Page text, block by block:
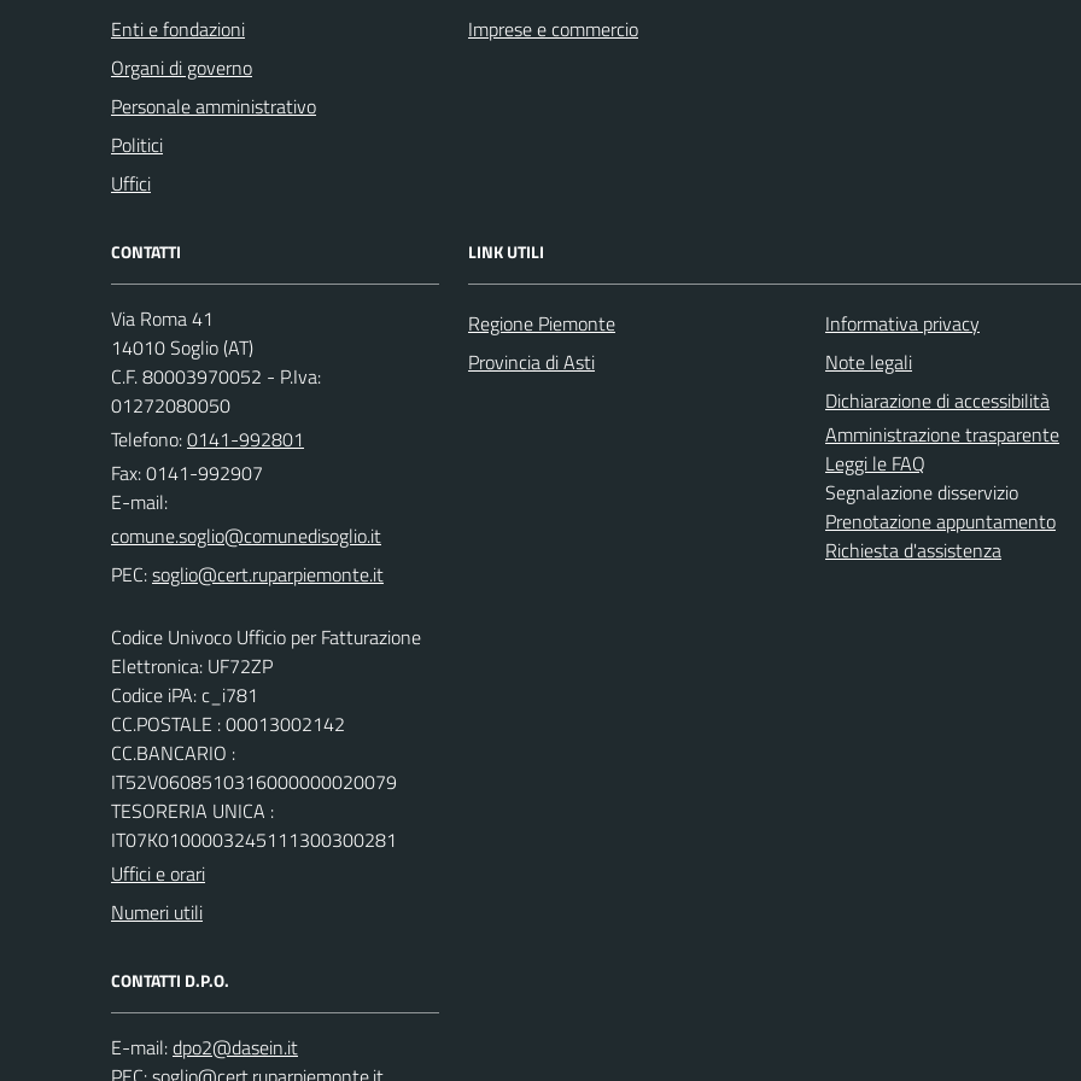
Enti e fondazioni
Organi di governo
Personale amministrativo
Politici
Uffici
Imprese e commercio
CONTATTI
Via Roma 41
14010 Soglio (AT)
C.F. 80003970052 - P.Iva:
01272080050
Telefono:0141-992801
Fax: 0141-992907
E-mail:
PEC:
Codice Univoco Ufficio per Fatturazione
Elettronica: UF72ZP
Codice iPA: c_i781
CC.POSTALE : 00013002142
CC.BANCARIO :
IT52V0608510316000000020079
TESORERIA UNICA :
IT07K0100003245111300300281
Uffici e orari
Numeri utili
CONTATTI D.P.O.
E-mail:
LINK UTILI
Regione Piemonte
Provincia di Asti
Informativa privacy
Note legali
Dichiarazione di accessibilità
Amministrazione trasparente
Leggi le FAQ
Segnalazione disservizio
Prenotazione appuntamento
Richiesta d'assistenza